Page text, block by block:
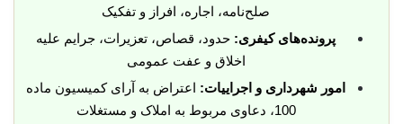
صلح‌نامه، اجاره، افراز و تفکیک
پرونده‌های کیفری: حدود، قصاص، تعزیرات، جرایم علیه
اخلاق و عفت عمومی
امور شهرداری و اجراییات: اعتراض به آرای کمیسیون ماده
100، دعاوی مربوط به املاک و مستغلات